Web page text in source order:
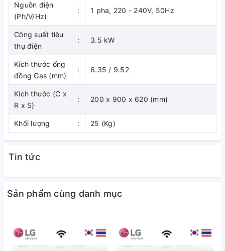
Dàn lạnh điều hòa Daikin multi CDXM35RVMVâm trần nối
ống gió có chiều cao 200 mm cần không gian chỉ 240 mm từ
vị trí trần treo và phần trần nhà trống.
Lắp đặt hoàn thiện gọn gàng
Dấu hiệu nhận biết duy nhất của các dàn lạnh giấu trần này
là các lưới gió. Lưới gió lắp vừa vặn vào trần nhà giúp giữ
nguyên thiết kế ban đầu của căn phòng.
Nguồn điện
(Ph/V/Hz)
: 1 pha, 220 - 240V, 50Hz
Công suất tiêu
thụ điện
: 3.5 kW
Kích thước ống
đồng Gas (mm)
: 6.35 / 9.52
Kích thước (C x
R x S)
: 200 x 900 x 620 (mm)
Khối lượng : 25 (Kg)
Tin tức
Sản phẩm cùng danh mục